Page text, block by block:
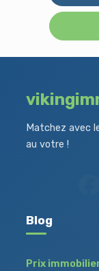
Matchez avec
au votre !
Blog
Prix